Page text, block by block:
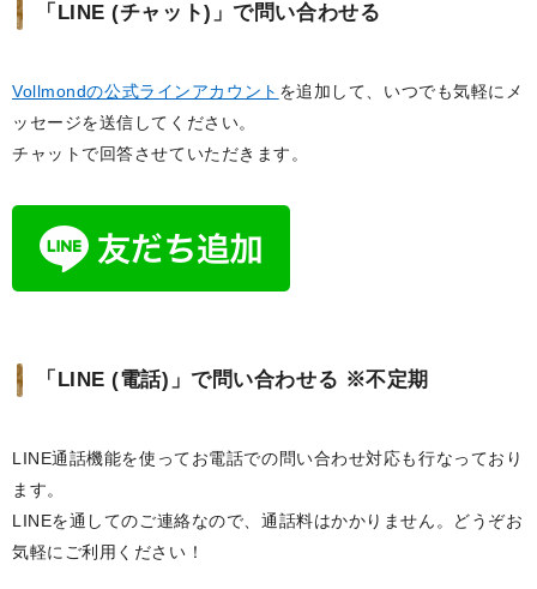
「LINE (チャット)」で問い合わせる
Vollmondの公式ラインアカウント を追加して、いつでも気軽にメ
ッセージを送信してください。
チャットで回答させていただきます。
「LINE (電話)」で問い合わせる ※不定期
LINE通話機能を使ってお電話での問い合わせ対応も行なっており
ます。
LINEを通してのご連絡なので、通話料はかかりません。どうぞお
気軽にご利用ください！